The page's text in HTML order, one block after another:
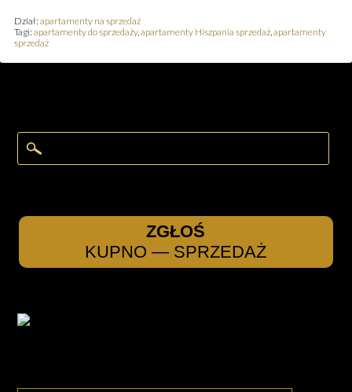
Dział: apartamenty na sprzedaż
Tagi: apartamenty do sprzedaży, apartamenty Hiszpania sprzedaż, apartamenty
sprzedaż
ZGŁOŚ
KUPNO — SPRZEDAŻ